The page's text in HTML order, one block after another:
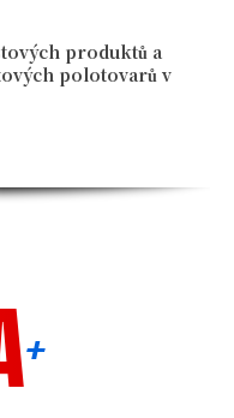
produktů a
polotovarů v
+